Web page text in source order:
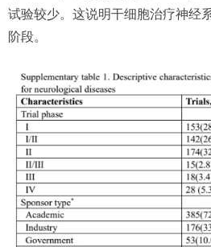
试验较少。这说明干细胞治疗神经
阶段。